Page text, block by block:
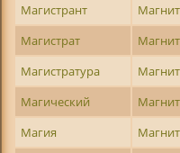
Магистрант
Магистрат
Магистратура
Магический
Магия